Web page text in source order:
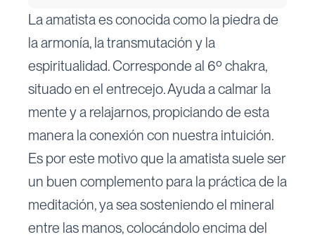
La amatista es conocida como la piedra de
la armonía, la transmutación y la
espiritualidad. Corresponde al 6º chakra,
situado en el entrecejo. Ayuda a calmar la
mente y a relajarnos, propiciando de esta
manera la conexión con nuestra intuición.
Es por este motivo que la amatista suele ser
un buen complemento para la práctica de la
meditación, ya sea sosteniendo el mineral
entre las manos, colocándolo encima del